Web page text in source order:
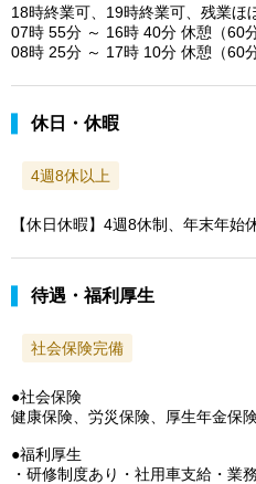
18時終業可、19時終業可、残業ほ
07時 55分 ～ 16時 40分 休憩（60分
08時 25分 ～ 17時 10分 休憩（60分
休日・休暇
4週8休以上
【休日休暇】4週8休制、年末年始
待遇・福利厚生
社会保険完備
●社会保険
健康保険、労災保険、厚生年金保
●福利厚生
・研修制度あり・社用車支給・業